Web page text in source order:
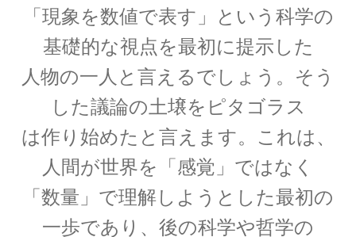
K・シュヴァルツシルト
‗【相対性理論から 重力場を記述したドイツ人｜シュヴァルツシルト
半径】
L・オイラー
【失明して単眼の巨人（サイクロプス）と呼ば
れた｜自然対数を定式化】
「現象を数値で表す」という科学の
基礎的な視点を最初に提示した
人物の一人と言えるでしょう。そう
した議論の土壌をピタゴラス
は作り始めたと言えます。これは、
人間が世界を「感覚」ではなく
「数量」で理解しようとした最初の
一歩であり、後の科学や哲学の